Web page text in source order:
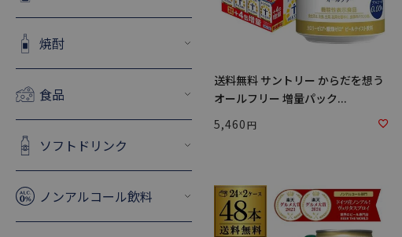
焼酎
食品
ソフトドリンク
ノンアルコール飲料
送料無料 サントリー からだを想う
オールフリー 増量パック...
5,460